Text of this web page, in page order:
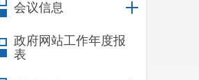
会议信息
政府网站工作年度报
表